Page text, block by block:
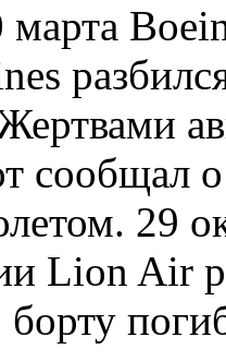
сообщал
29
Lion Air
борту